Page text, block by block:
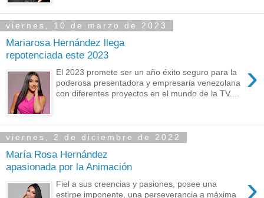
viernes, 10 de marzo de 2023
Mariarosa Hernández llega
repotenciada este 2023
›
El 2023 promete ser un año éxito seguro para la
poderosa presentadora y empresaria venezolana
con diferentes proyectos en el mundo de la TV....
viernes, 2 de diciembre de 2022
María Rosa Hernández
apasionada por la Animación
›
Fiel a sus creencias y pasiones, posee una
estirpe imponente, una perseverancia a máxima